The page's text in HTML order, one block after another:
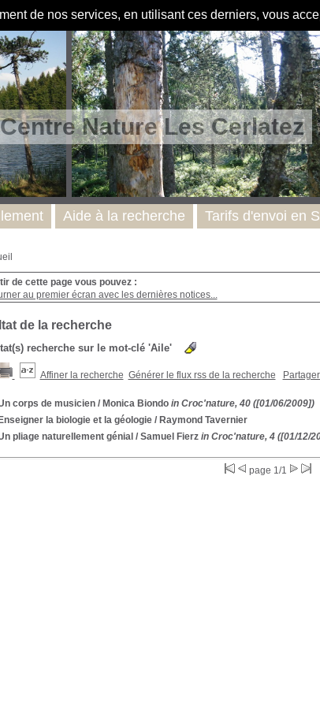
de nos services, en utilisant ces derniers, vous
Nature Les Cerlatez
de cette page vous pouvez :
au premier écran avec les dernières notices...
de la recherche
recherche sur le mot-clé 'Aile'
Affiner la recherche Générer le flux rss de la recherche
corps de musicien/ Monica Biondo in Croc'nature, 40 ([01/06/2009])
Enseigner la biologie et la géologie/ Raymond Tavernier
pliage naturellement génial / Samuel Fierz in Croc'nature, 4 ([01/12/
page 1/1
Aide à la recherche Tarifs d'envoi en